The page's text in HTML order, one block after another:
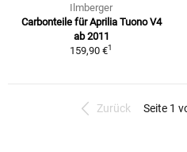
Ilmberger
Carbonteile für Aprilia Tuono V4
ab 2011
159,90 €1
Zurück Seite 1